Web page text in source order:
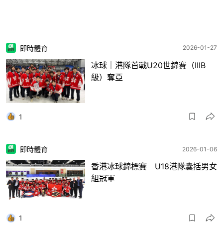
即時體育 2026-01-27
冰球｜港隊首戰U20世錦賽（IIIB
級）奪亞
1
即時體育 2026-01-06
香港冰球錦標賽 U18港隊囊括男女
組冠軍
1